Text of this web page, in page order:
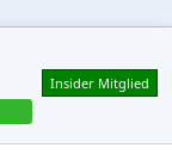
Insider Mitglied